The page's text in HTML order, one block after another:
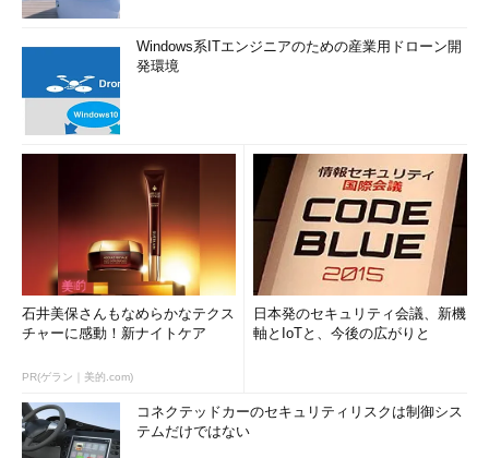
Windows系ITエンジニアのための産業用ドローン開
発環境
石井美保さんもなめらかなテクス
チャーに感動！新ナイトケア
PR(ゲラン｜美的.com)
日本発のセキュリティ会議、新機
軸とIoTと、今後の広がりと
コネクテッドカーのセキュリティリスクは制御シス
テムだけではない